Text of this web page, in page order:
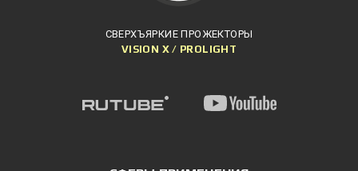
СВЕРХЪЯРКИЕ ПРОЖЕКТОРЫ
VISION X / PROLIGHT